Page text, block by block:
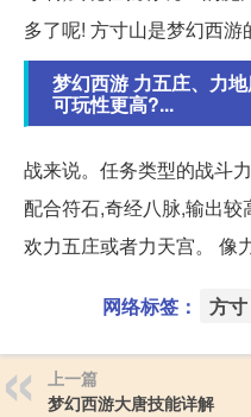
多了呢! 方寸山是梦幻西
梦幻西游 力五庄、力
可玩性更高?...
战来说。任务类型的战斗
配合符石,奇经八脉,输出
欢力五庄或者力天宫。 像
网络标签： 方寸
上一篇
梦幻西游大唐技能详解